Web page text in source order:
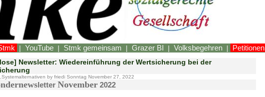
| YouTube | Stmk gemeinsam | Grazer BI | Volksbegehren | Petitionen
Newsletter: Wiedereinführung der Wertsicherung bei der
Systemalternativen by friedi Sonntag November 27, 2022
letter November 2022